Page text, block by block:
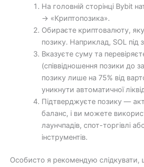
На головній сторінці Bybit
→ «Криптопозика».
Обираєте криптовалюту,
позику. Наприклад, SOL під
Вказуєте суму та
(співвідношення позики до
позику лише на 75% від
уникнути автоматичної
Підтверджуєте позику —
баланс, і ви можете
лаунчпадів, спот-торгівлі
інструментів.
Особисто я рекомендую слідкувати,